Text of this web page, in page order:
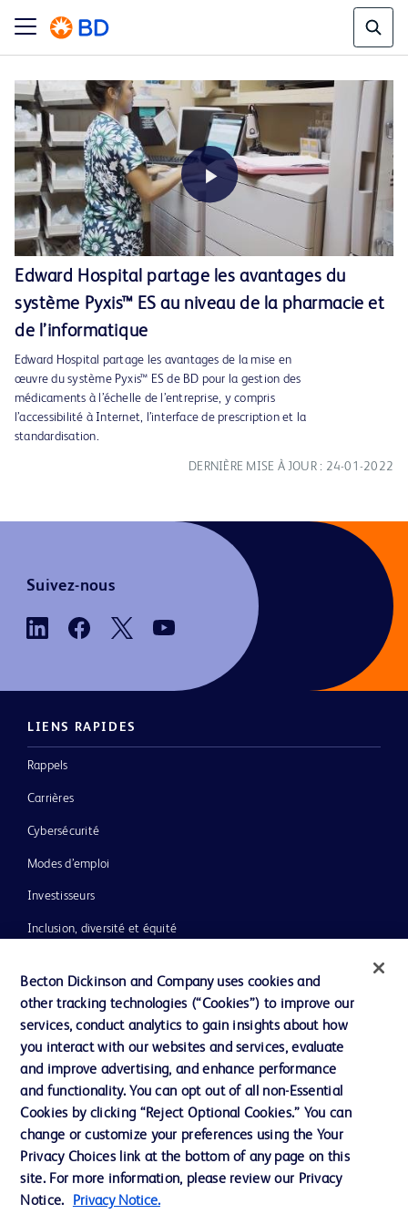
Play
Video
Edward Hospital partage les avantages du
système Pyxis™ ES au niveau de la pharmacie et
de l’informatique
Edward Hospital partage les avantages de la mise en
œuvre du système Pyxis™ ES de BD pour la gestion des
médicaments à l’échelle de l’entreprise, y compris
l’accessibilité à Internet, l’interface de prescription et la
standardisation.
DERNIÈRE MISE À JOUR : 24-01-2022
Suivez-nous
LIENS RAPIDES
Rappels
Carrières
Cybersécurité
Modes d’emploi
Investisseurs
Inclusion, diversité et équité
Actualités, médias et blogs
Notre entreprise
Nous contacter
Paramètres des cookies
Charte de Protection des Données Personnelles
Becton Dickinson and Company uses cookies and
other tracking technologies (“Cookies”) to improve our
services, conduct analytics to gain insights about how
you interact with our websites and services, evaluate
and improve advertising, and enhance performance
and functionality. You can opt out of all non-Essential
Cookies by clicking “Reject Optional Cookies.” You can
change or customize your preferences using the Your
Privacy Choices link at the bottom of any page on this
site. For more information, please review our Privacy
Notice.
Privacy Notice.